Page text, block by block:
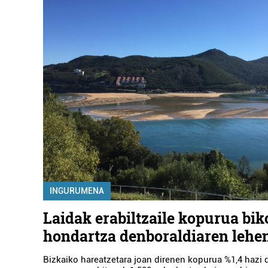
INGURUMENA
Laidak erabiltzaile kopurua
hondartza denboraldiaren
Bizkaiko hareatzetara joan direnen kopurua %1,4 hazi